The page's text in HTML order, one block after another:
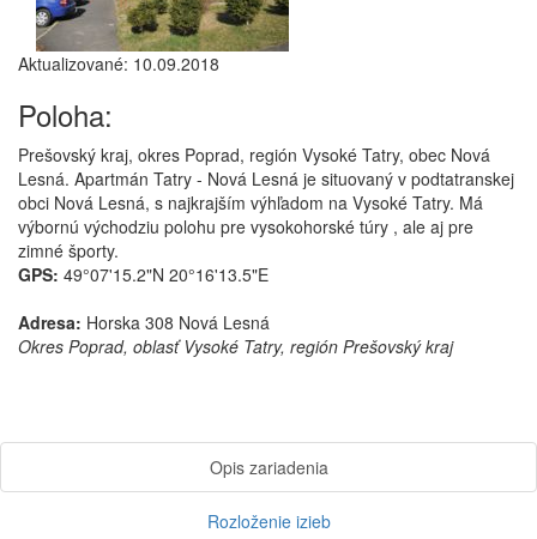
Aktualizované: 10.09.2018
Poloha:
Prešovský kraj, okres Poprad, región Vysoké Tatry, obec Nová
Lesná. Apartmán Tatry - Nová Lesná je situovaný v podtatranskej
obci Nová Lesná, s najkrajším výhľadom na Vysoké Tatry. Má
výbornú východziu polohu pre vysokohorské túry , ale aj pre
zimné športy.
GPS: 49°07'15.2"N 20°16'13.5"E
Adresa: Horska 308 Nová Lesná
Okres Poprad, oblasť Vysoké Tatry, región Prešovský kraj
Opis zariadenia
Rozloženie izieb